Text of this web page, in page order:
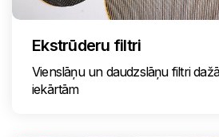
Ekstrūderu filtri
Vienslāņu un daudzslāņu filtri
iekārtām